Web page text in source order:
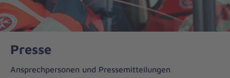
Presse
Ansprechpersonen und Pressemitteilungen